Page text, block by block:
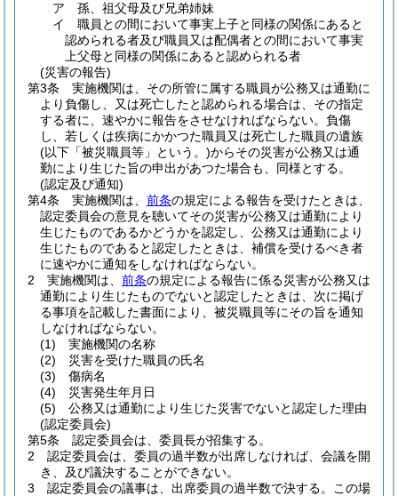
ア
孫、祖父母及び兄弟姉妹
イ
職員との間において事実上子と同様の関係にあると
認められる者及び職員又は配偶者との間において事実
上父母と同様の関係にあると認められる者
(災害の報告)
第3条
実施機関は、その所管に属する職員が公務又は通勤に
より負傷し、又は死亡したと認められる場合は、その指定
する者に、速やかに報告をさせなければならない。 負傷
し、若しくは疾病にかかつた職員又は死亡した職員の遺族
(以下「被災職員等」という。)からその災害が公務又は通
勤により生じた旨の申出があつた場合も、同様とする。
(認定及び通知)
第4条
実施機関は、 前条の規定による報告を受けたときは、
認定委員会の意見を聴いてその災害が公務又は通勤により
生じたものであるかどうかを認定し、公務又は通勤により
生じたものであると認定したときは、補償を受けるべき者
に速やかに通知をしなければならない。
2
実施機関は、 前条の規定による報告に係る災害が公務又は
通勤により生じたものでないと認定したときは、次に掲げ
る事項を記載した書面により、被災職員等にその旨を通知
しなければならない。
(1)
実施機関の名称
(2)
災害を受けた職員の氏名
(3)
傷病名
(4)
災害発生年月日
(5)
公務又は通勤により生じた災害でないと認定した理由
(認定委員会)
第5条
認定委員会は、委員長が招集する。
2
認定委員会は、委員の過半数が出席しなければ、会議を開
き、及び議決することができない。
3
認定委員会の議事は、出席委員の過半数で決する。
この場